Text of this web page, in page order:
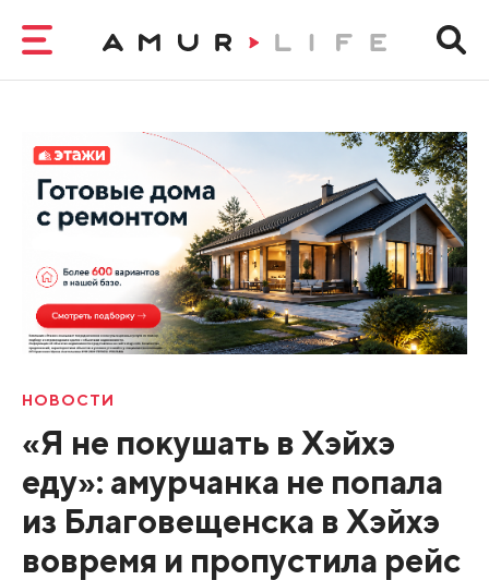
НОВОСТИ
«Я не покушать в Хэйхэ
еду»: амурчанка не попала
из Благовещенска в Хэйхэ
вовремя и пропустила рейс